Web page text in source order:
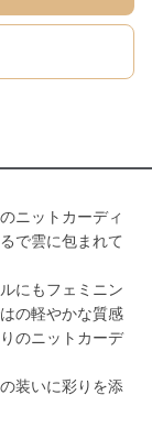
ニットカーディ
で雲に包まれて
にもフェミニン
の軽やかな質感
のニットカーデ
装いに彩りを添